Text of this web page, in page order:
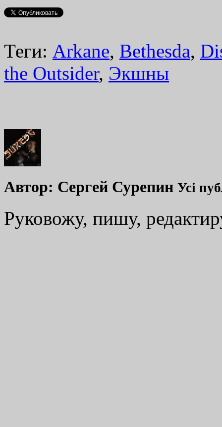
Теги: Arkane, Bethesda,
the Outsider, Экшны
Автор: Сергей Сурепин Усі
Руковожу, пишу,